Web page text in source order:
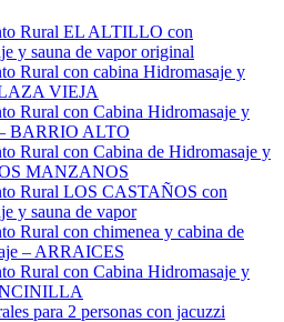
Rural EL ALTILLO con
y sauna de vapor original
Rural con cabina Hidromasaje y
VIEJA
Rural con Cabina Hidromasaje y
BARRIO ALTO
Rural con Cabina de Hidromasaje y
MANZANOS
Rural LOS CASTAÑOS con
y sauna de vapor
Rural con chimenea y cabina de
– ARRAICES
Rural con Cabina Hidromasaje y
para 2 personas con jacuzzi